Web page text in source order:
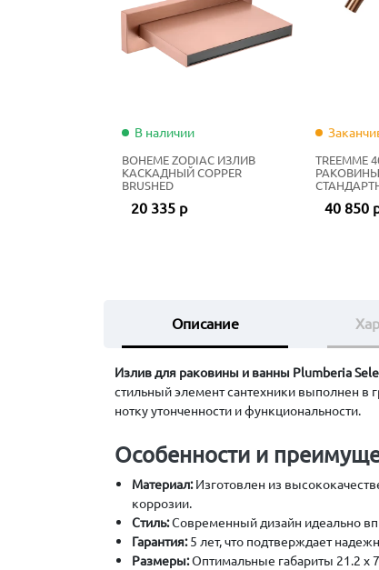
В наличии
BOHEME ZODIAC ИЗЛИВ
КАСКАДНЫЙ COPPER
BRUSHED
20 335 р
TREEMME
40 850
Описание
Излив для раковины и ванны Plumberia
стильный элемент сантехники выполнен в
нотку утонченности и функциональности.
Особенности и
Материал:Изготовлен из
коррозии.
Стиль:Современный дизайн идеально
Гарантия:5 лет, что подтверждает
Размеры:Оптимальные габариты 21.2 х